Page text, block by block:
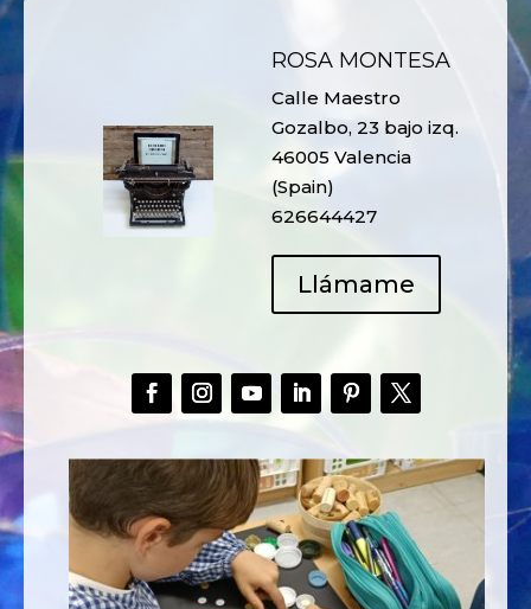
ROSA MONTESA
Calle Maestro
Gozalbo, 23 bajo izq.
46005 Valencia
(Spain)
626644427
Llámame